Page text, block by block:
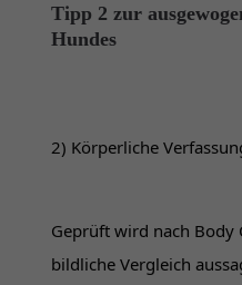
Tipp 2 zur
Hundes
2) Körperliche
Geprüft wird nach Body
bildliche Vergleich